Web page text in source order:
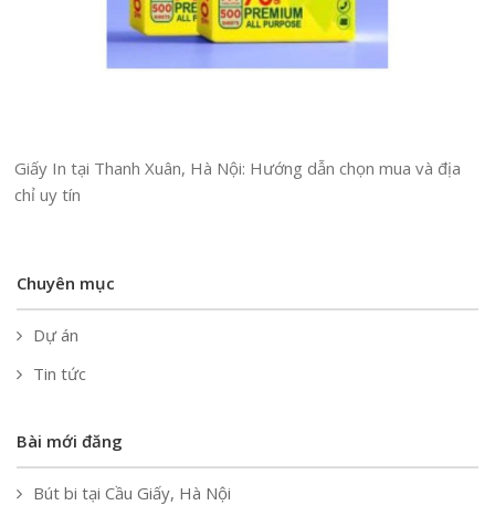
Giấy In tại Thanh Xuân, Hà Nội: Hướng dẫn chọn mua và địa
chỉ uy tín
Chuyên mục
Dự án
Tin tức
Bài mới đăng
Bút bi tại Cầu Giấy, Hà Nội